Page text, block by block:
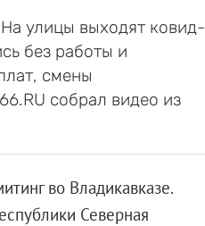
улицы выходят ковид-
без работы и
смены
собрал видео из
во Владикавказе.
Северная